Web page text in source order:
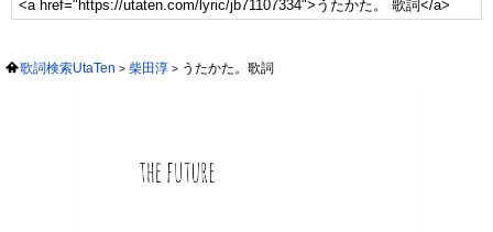
歌詞検索UtaTen 柴田淳 うたかた。歌詞